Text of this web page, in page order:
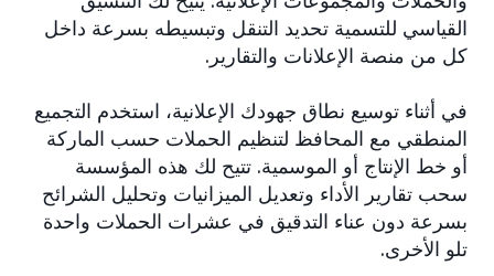
القياسي للتسمية تحديد التنقل وتبسيطه بسرعة داخل
كل من منصة الإعلانات والتقارير.
في أثناء توسيع نطاق جهودك الإعلانية، استخدم التجميع
المنطقي مع المحافظ لتنظيم الحملات حسب الماركة
أو خط الإنتاج أو الموسمية. تتيح لك هذه المؤسسة
سحب تقارير الأداء وتعديل الميزانيات وتحليل الشرائح
بسرعة دون عناء التدقيق في عشرات الحملات واحدة
تلو الأخرى.